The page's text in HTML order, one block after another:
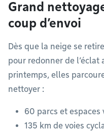
Grand
coup d’envoi
Dès que la neige se
pour redonner de l’éclat
printemps, elles
nettoyer :
60 parcs et espaces
135 km de voies